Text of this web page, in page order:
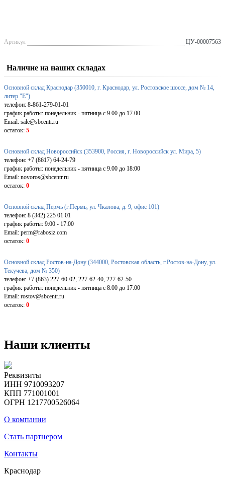
Артикул ЦУ-00007563
Наличие на наших складах
Основной склад Краснодар (350010, г. Краснодар, ул. Ростовское шоссе, дом № 14,
литер "Е")
телефон: 8-861-279-01-01
график работы: понедельник - пятница с 9.00 до 17.00
Email: sale@sbcentr.ru
остаток: 5
Основной склад Новороссийск (353900, Россия, г. Новороссийск ул. Мира, 5)
телефон: +7 (8617) 64-24-79
график работы: понедельник - пятница с 9.00 до 18:00
Email: novoros@sbcentr.ru
остаток: 0
Основной склад Пермь (г.Пермь, ул. Чкалова, д. 9, офис 101)
телефон: 8 (342) 225 01 01
график работы: 9:00 - 17:00
Email: perm@rabosiz.com
остаток: 0
Основной склад Ростов-на-Дону (344000, Ростовская область, г.Ростов-на-Дону, ул.
Текучева, дом № 350)
телефон: +7 (863) 227-60-02, 227-62-40, 227-62-50
график работы: понедельник - пятница с 8.00 до 17.00
Email: rostov@sbcentr.ru
остаток: 0
Наши клиенты
Реквизиты
ИНН 9710093207
КПП 771001001
ОГРН 1217700526064
О компании
Стать партнером
Контакты
Краснодар